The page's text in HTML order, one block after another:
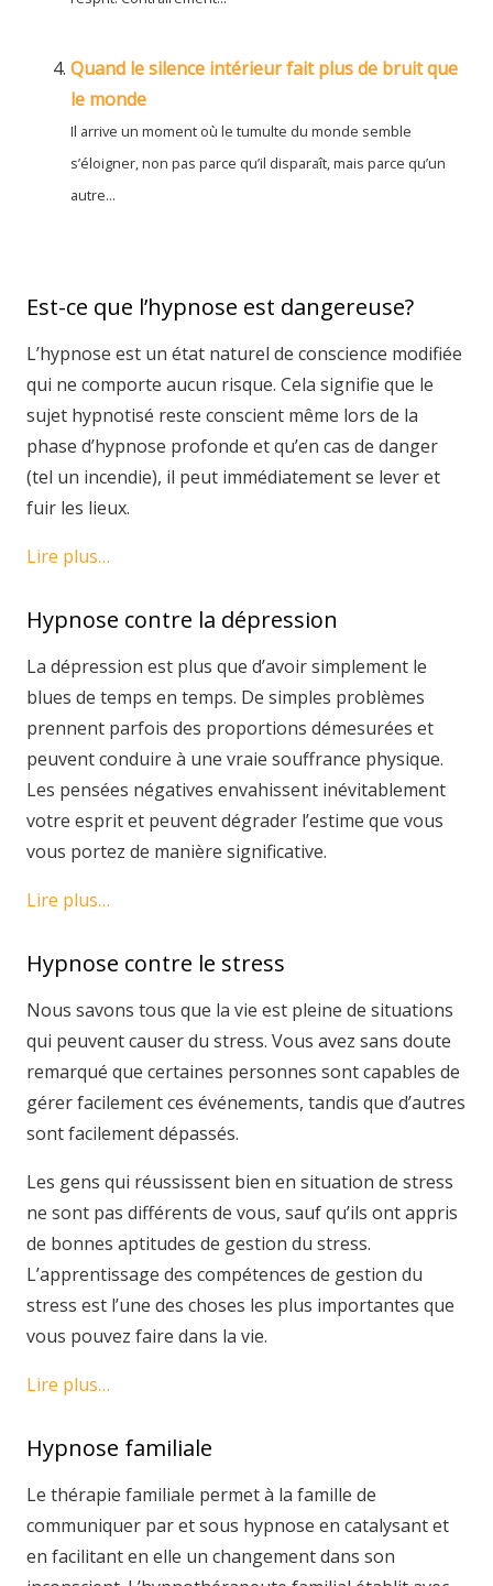
Quand le silence intérieur fait plus de bruit que
le monde
Il arrive un moment où le tumulte du monde semble
s’éloigner, non pas parce qu’il disparaît, mais parce qu’un
autre...
Est-ce que l’hypnose est dangereuse?
L’hypnose est un état naturel de conscience modifiée
qui ne comporte aucun risque. Cela signifie que le
sujet hypnotisé reste conscient même lors de la
phase d’hypnose profonde et qu’en cas de danger
(tel un incendie), il peut immédiatement se lever et
fuir les lieux.
Lire plus…
Hypnose contre la dépression
La dépression est plus que d’avoir simplement le
blues de temps en temps. De simples problèmes
prennent parfois des proportions démesurées et
peuvent conduire à une vraie souffrance physique.
Les pensées négatives envahissent inévitablement
votre esprit et peuvent dégrader l’estime que vous
vous portez de manière significative.
Lire plus…
Hypnose contre le stress
Nous savons tous que la vie est pleine de situations
qui peuvent causer du stress. Vous avez sans doute
remarqué que certaines personnes sont capables de
gérer facilement ces événements, tandis que d’autres
sont facilement dépassés.
Les gens qui réussissent bien en situation de stress
ne sont pas différents de vous, sauf qu’ils ont appris
de bonnes aptitudes de gestion du stress.
L’apprentissage des compétences de gestion du
stress est l’une des choses les plus importantes que
vous pouvez faire dans la vie.
Lire plus…
Hypnose familiale
Le thérapie familiale permet à la famille de
communiquer par et sous hypnose en catalysant et
en facilitant en elle un changement dans son